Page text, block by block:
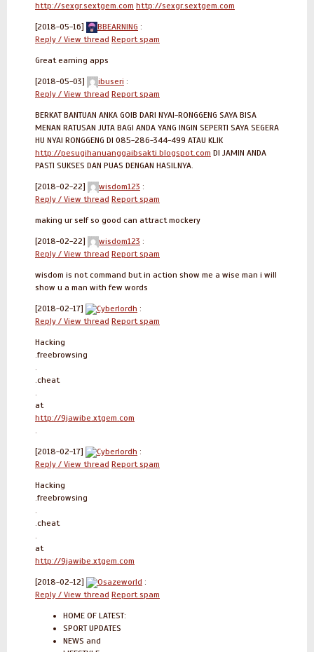
http://sexgr.sextgem.com http://sexgr.sextgem.com
[2018-05-16] BBEARNING :
Reply / View thread Report spam
Great earning apps
[2018-05-03] ibuseri :
Reply / View thread Report spam
BERKAT BANTUAN ANKA GOIB DARI NYAI-RONGGENG SAYA BISA
MENAN RATUSAN JUTA BAGI ANDA YANG INGIN SEPERTI SAYA SEGERA
HU NYAI RONGGENG DI 085-286-344-499 ATAU KLIK
http://pesugihanuanggaibsakti.blogspot.com DI JAMIN ANDA
PASTI SUKSES DAN PUAS DENGAN HASILNYA.
[2018-02-22] wisdom123 :
Reply / View thread Report spam
making ur self so good can attract mockery
[2018-02-22] wisdom123 :
Reply / View thread Report spam
wisdom is not command but in action show me a wise man i will
show u a man with few words
[2018-02-17] Cyberlordh :
Reply / View thread Report spam
Hacking
.freebrowsing
.
.cheat
.
at
http://9jawibe.xtgem.com
.
[2018-02-17] Cyberlordh :
Reply / View thread Report spam
Hacking
.freebrowsing
.
.cheat
.
at
http://9jawibe.xtgem.com
[2018-02-12] Osazeworld :
Reply / View thread Report spam
HOME OF LATEST:
SPORT UPDATES
NEWS and